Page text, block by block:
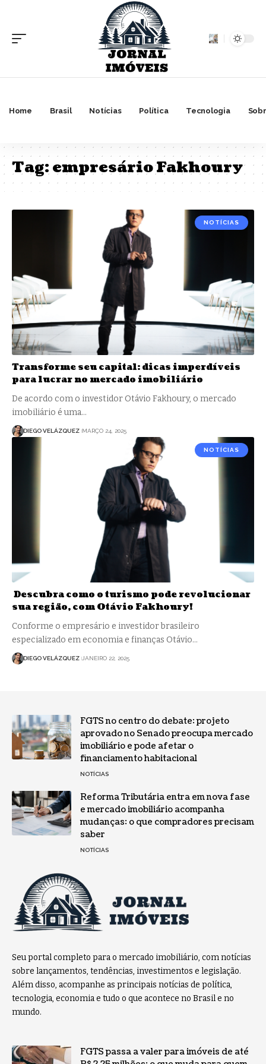
Home Brasil Notícias Política Tecnologia
Tag:empresário Fakhoury
NOTÍCIAS
Transforme seu capital: dicas imperdíveis
para lucrar no mercado imobiliário
De acordo com o investidor Otávio Fakhoury, o mercado
imobiliário é uma…
DIEGO VELÁZQUEZ MARÇO 24, 2025
NOTÍCIAS
Descubra como o turismo pode revolucionar
sua região, com Otávio Fakhoury!
Conforme o empresário e investidor brasileiro
especializado em economia e finanças Otávio…
DIEGO VELÁZQUEZ JANEIRO 22, 2025
FGTS no centro do debate: projeto
aprovado no Senado preocupa mercado
imobiliário e pode afetar o
financiamento habitacional
NOTÍCIAS
Reforma Tributária entra em nova fase
e mercado imobiliário acompanha
mudanças: o que compradores precisam
saber
NOTÍCIAS
Seu portal completo para o mercado imobiliário, com notícias
sobre lançamentos, tendências, investimentos e legislação.
Além disso, acompanhe as principais notícias de política,
tecnologia, economia e tudo o que acontece no Brasil e no
mundo.
FGTS passa a valer para imóveis de até